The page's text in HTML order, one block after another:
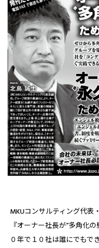
MKUコンサルティング代表
『オーナー社長が“多角化の
０年で１０社は誰にでもで